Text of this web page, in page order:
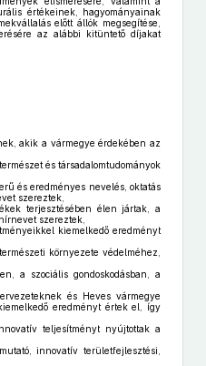
értékeinek, hagyományainak
előtt állók megsegítése,
az alábbi kitüntető díjakat
akik a vármegye érdekében az
és társadalomtudományok
és eredményes nevelés, oktatás
szereztek,
terjesztésében élen jártak, a
szereztek,
kiemelkedő eredményt
környezete védelméhez,
a szociális gondoskodásban, a
és Heves vármegye
eredményt értek el, így
teljesítményt nyújtottak a
innovatív területfejlesztési,